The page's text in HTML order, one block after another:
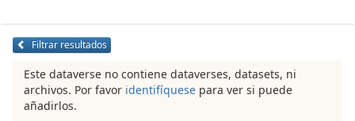
Filtrar resultados
Este dataverse no contiene dataverses, datasets, ni
archivos. Por favor identifíquese para ver si puede
añadirlos.